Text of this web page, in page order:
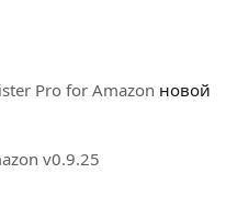
Pro for Amazon новой
v0.9.25